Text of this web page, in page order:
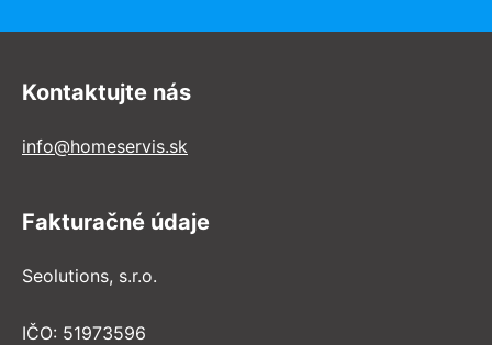
Kontaktujte nás
info@homeservis.sk
Fakturačné údaje
Seolutions, s.r.o.
IČO: 51973596